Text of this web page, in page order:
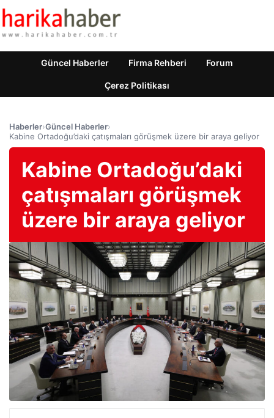
Güncel Haberler Firma Rehberi Forum
Çerez Politikası
Haberler›Güncel Haberler›
Kabine Ortadoğu’daki çatışmaları görüşmek üzere bir araya geliyor
Kabine Ortadoğu’daki
çatışmaları görüşmek
üzere bir araya geliyor